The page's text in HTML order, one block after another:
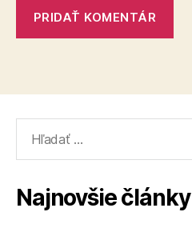
Najnovšie články